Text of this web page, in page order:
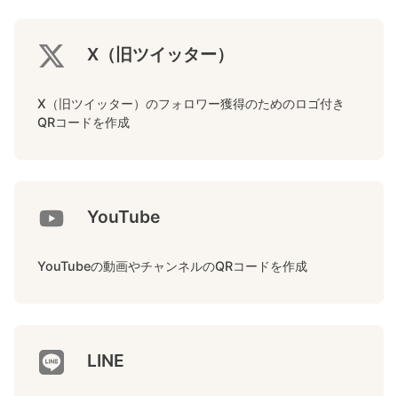
X（旧ツイッター）
X（旧ツイッター）のフォロワー獲得のためのロゴ付き
QRコードを作成
YouTube
YouTubeの動画やチャンネルのQRコードを作成
LINE